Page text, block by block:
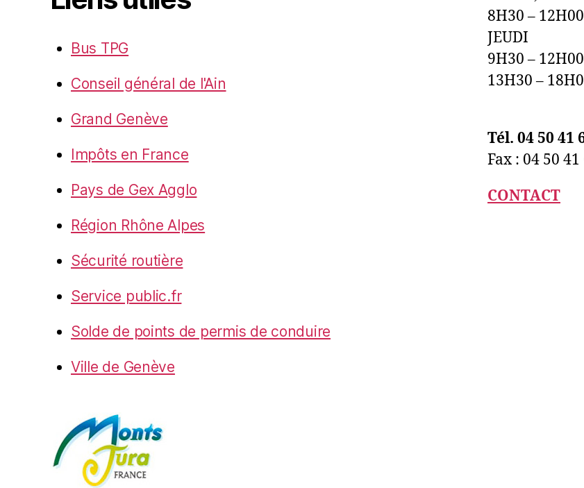
Bus TPG
Conseil général de l'Ain
Grand Genève
Impôts en France
Pays de Gex Agglo
Région Rhône Alpes
Sécurité routière
Service public.fr
Solde de points de permis de conduire
Ville de Genève
8H30 – 12H00
JEUDI
9H30 – 12H00
13H30 –
Tél. 04 50 41
Fax : 04 50 41
CONTACT